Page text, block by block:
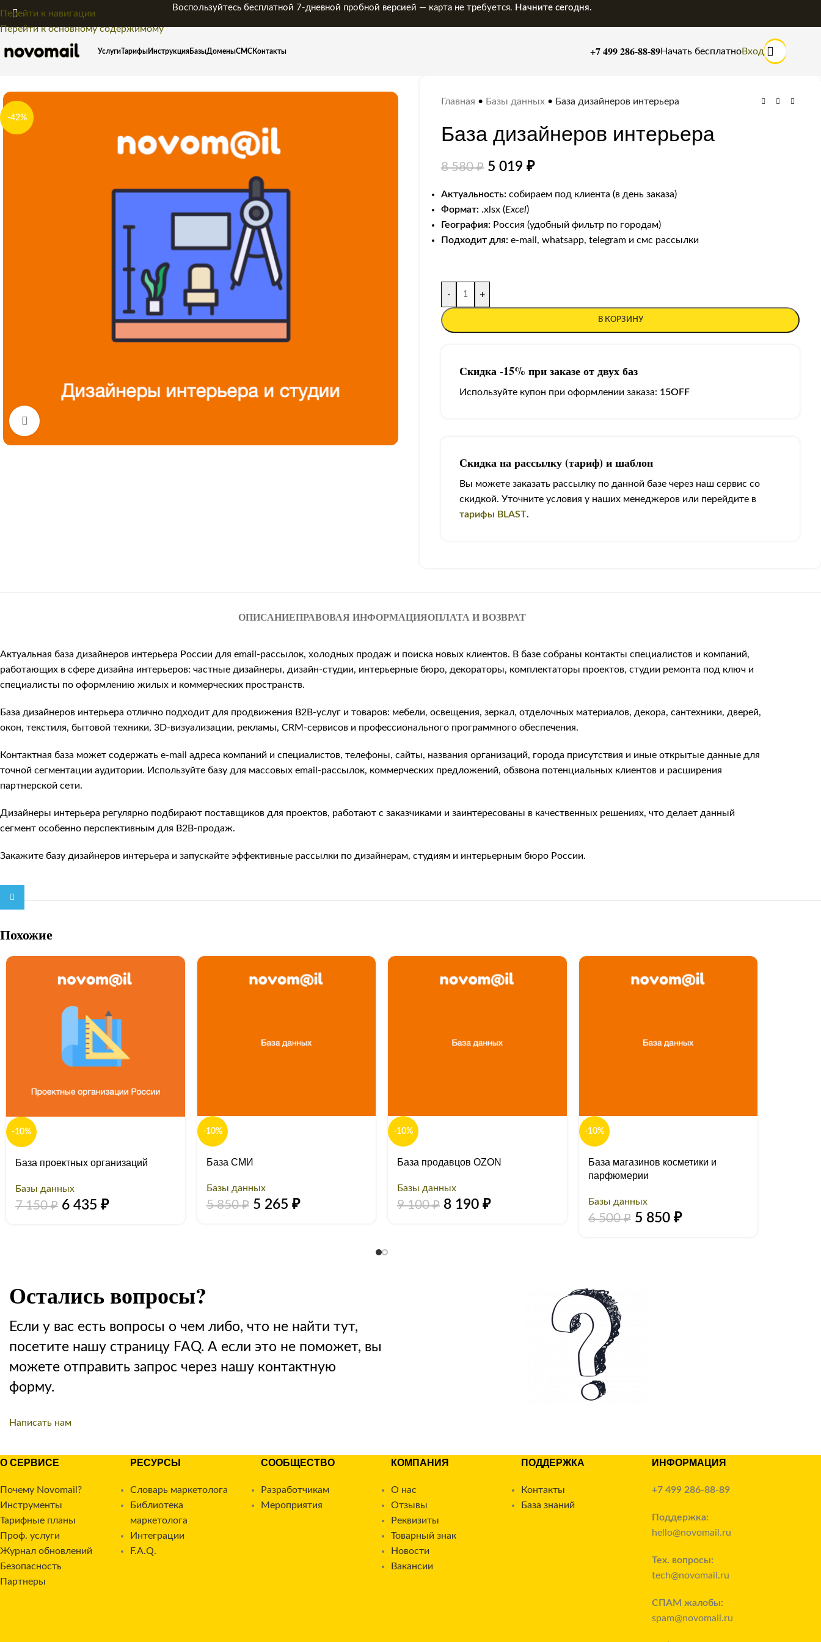
Перейти к навигации
Перейти к основному содержимому
Воспользуйтесь бесплатной 7-дневной пробной версией — карта не требуется. Начните сегодня.
УслугиТарифыИнструкцияБазыДоменыСМСКонтакты +7 499 286-88-89Начать бесплатноВход
-42%
Главная • Базы данных • База дизайнеров интерьера
База дизайнеров интерьера
8 580₽ 5 019 ₽
Актуальность: собираем под клиента (в день заказа)
Формат: .xlsx (Excel)
География: Россия (удобный фильтр по городам)
Подходит для: e-mail, whatsapp, telegram и смс рассылки
- +
В КОРЗИНУ
Скидка -15% при заказе от двух баз
Используйте купон при оформлении заказа: 15OFF
Скидка на рассылку (тариф) и шаблон
Вы можете заказать рассылку по данной базе через наш сервис со
скидкой. Уточните условия у наших менеджеров или перейдите в
тарифы BLAST.
ОПИСАНИЕПРАВОВАЯ ИНФОРМАЦИЯОПЛАТА И ВОЗВРАТ
Актуальная база дизайнеров интерьера России для email-рассылок, холодных продаж и поиска новых клиентов. В базе собраны контакты специалистов и компаний,
работающих в сфере дизайна интерьеров: частные дизайнеры, дизайн-студии, интерьерные бюро, декораторы, комплектаторы проектов, студии ремонта под ключ и
специалисты по оформлению жилых и коммерческих пространств.
База дизайнеров интерьера отлично подходит для продвижения B2B-услуг и товаров: мебели, освещения, зеркал, отделочных материалов, декора, сантехники, дверей,
окон, текстиля, бытовой техники, 3D-визуализации, рекламы, CRM-сервисов и профессионального программного обеспечения.
Контактная база может содержать e-mail адреса компаний и специалистов, телефоны, сайты, названия организаций, города присутствия и иные открытые данные для
точной сегментации аудитории. Используйте базу для массовых email-рассылок, коммерческих предложений, обзвона потенциальных клиентов и расширения
партнерской сети.
Дизайнеры интерьера регулярно подбирают поставщиков для проектов, работают с заказчиками и заинтересованы в качественных решениях, что делает данный
сегмент особенно перспективным для B2B-продаж.
Закажите базу дизайнеров интерьера и запускайте эффективные рассылки по дизайнерам, студиям и интерьерным бюро России.
Похожие
-10%
База проектных организаций
Базы данных
7 150₽ 6 435 ₽
-10%
База СМИ
Базы данных
5 850₽ 5 265 ₽
-10%
База продавцов OZON
Базы данных
9 100₽ 8 190 ₽
-10%
База магазинов косметики и
парфюмерии
Базы данных
6 500₽ 5 850 ₽
Остались вопросы?
Если у вас есть вопросы о чем либо, что не найти тут,
посетите нашу страницу FAQ. А если это не поможет, вы
можете отправить запрос через нашу контактную
форму.
Написать нам
О СЕРВИСЕ
Почему Novomail?
Инструменты
Тарифные планы
Проф. услуги
Журнал обновлений
Безопасность
Партнеры
РЕСУРСЫ
Словарь маркетолога
Библиотека
маркетолога
Интеграции
F.A.Q.
СООБЩЕСТВО
Разработчикам
Мероприятия
КОМПАНИЯ
О нас
Отзывы
Реквизиты
Товарный знак
Новости
Вакансии
ПОДДЕРЖКА
Контакты
База знаний
ИНФОРМАЦИЯ
+7 499 286-88-89
Поддержка:
hello@novomail.ru
Тех. вопросы:
tech@novomail.ru
СПАМ жалобы:
spam@novomail.ru